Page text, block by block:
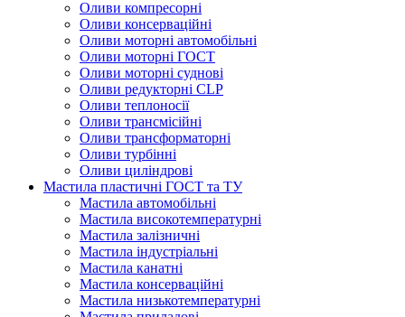
Оливи компресорні
Оливи консерваційні
Оливи моторні автомобільні
Оливи моторні ГОСТ
Оливи моторні суднові
Оливи редукторні CLP
Оливи теплоносії
Оливи трансмісійні
Оливи трансформаторні
Оливи турбінні
Оливи циліндрові
Мастила пластичні ГОСТ та ТУ
Мастила автомобільні
Мастила високотемпературні
Мастила залізничні
Мастила індустріальні
Мастила канатні
Мастила консерваційні
Мастила низькотемпературні